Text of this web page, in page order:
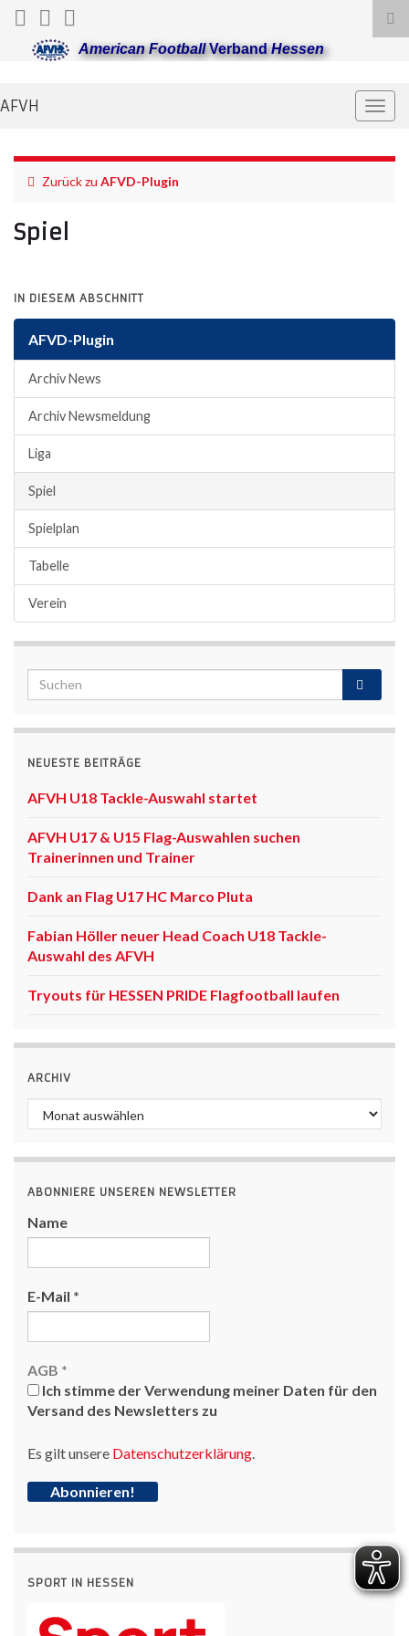
American FootballVerbandHessen
AFVH
Zurück zu AFVD-Plugin
Spiel
IN DIESEM ABSCHNITT
AFVD-Plugin
Archiv News
Archiv Newsmeldung
Liga
Spiel
Spielplan
Tabelle
Verein
NEUESTE BEITRÄGE
AFVH U18 Tackle-Auswahl startet
AFVH U17 & U15 Flag-Auswahlen suchen
Trainerinnen und Trainer
Dank an Flag U17 HC Marco Pluta
Fabian Höller neuer Head Coach U18 Tackle-
Auswahl des AFVH
Tryouts für HESSEN PRIDE Flagfootball laufen
ARCHIV
Archiv
ABONNIERE UNSEREN NEWSLETTER
Name
E-Mail *
AGB *
Ich stimme der Verwendung meiner Daten für den
Versand des Newsletters zu
Es gilt unsere Datenschutzerklärung
SPORT IN HESSEN